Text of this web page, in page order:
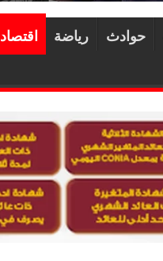
حوادث رياضة اقتصاد